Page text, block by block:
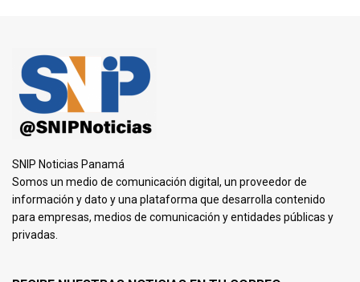
SNIP Noticias Panamá
Somos un medio de comunicación digital, un proveedor de
información y dato y una plataforma que desarrolla contenido
para empresas, medios de comunicación y entidades públicas y
privadas.